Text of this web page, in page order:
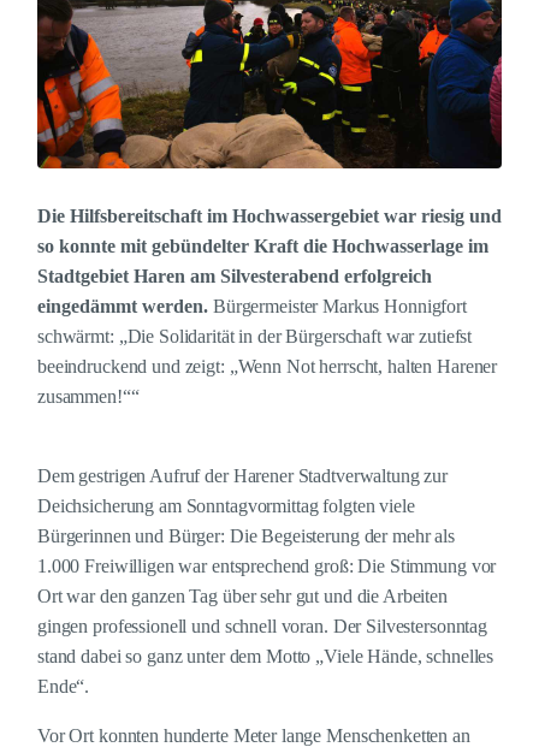
Die Hilfsbereitschaft im Hochwassergebiet war riesig und
so konnte mit gebündelter Kraft die Hochwasserlage im
Stadtgebiet Haren am Silvesterabend erfolgreich
eingedämmt werden. Bürgermeister Markus Honnigfort
schwärmt: „Die Solidarität in der Bürgerschaft war zutiefst
beeindruckend und zeigt: „Wenn Not herrscht, halten Harener
zusammen!““
Dem gestrigen Aufruf der Harener Stadtverwaltung zur
Deichsicherung am Sonntagvormittag folgten viele
Bürgerinnen und Bürger: Die Begeisterung der mehr als
1.000 Freiwilligen war entsprechend groß: Die Stimmung vor
Ort war den ganzen Tag über sehr gut und die Arbeiten
gingen professionell und schnell voran. Der Silvestersonntag
stand dabei so ganz unter dem Motto „Viele Hände, schnelles
Ende“.
Vor Ort konnten hunderte Meter lange Menschenketten an